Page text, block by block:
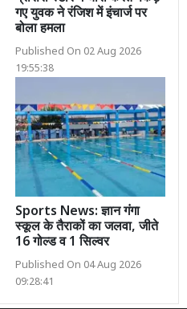
गए युवक ने रंजिश में इंचार्ज पर
बोला हमला
Published On 02 Aug 2026
19:55:38
Sports News: ज्ञान गंगा
स्कूल के तैराकों का जलवा, जीते
16 गोल्ड व 1 सिल्वर
Published On 04 Aug 2026
09:28:41